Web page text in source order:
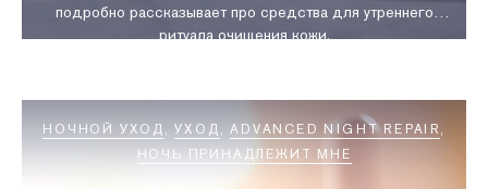
подробно рассказывает про средства для утреннего
ритуала очищения кожи.
НОЧНОЙ УХОД УХОД
ADVANCED NIGHT REPAIR
НОЧЬ ПРИНАДЛЕЖИТ МНЕ